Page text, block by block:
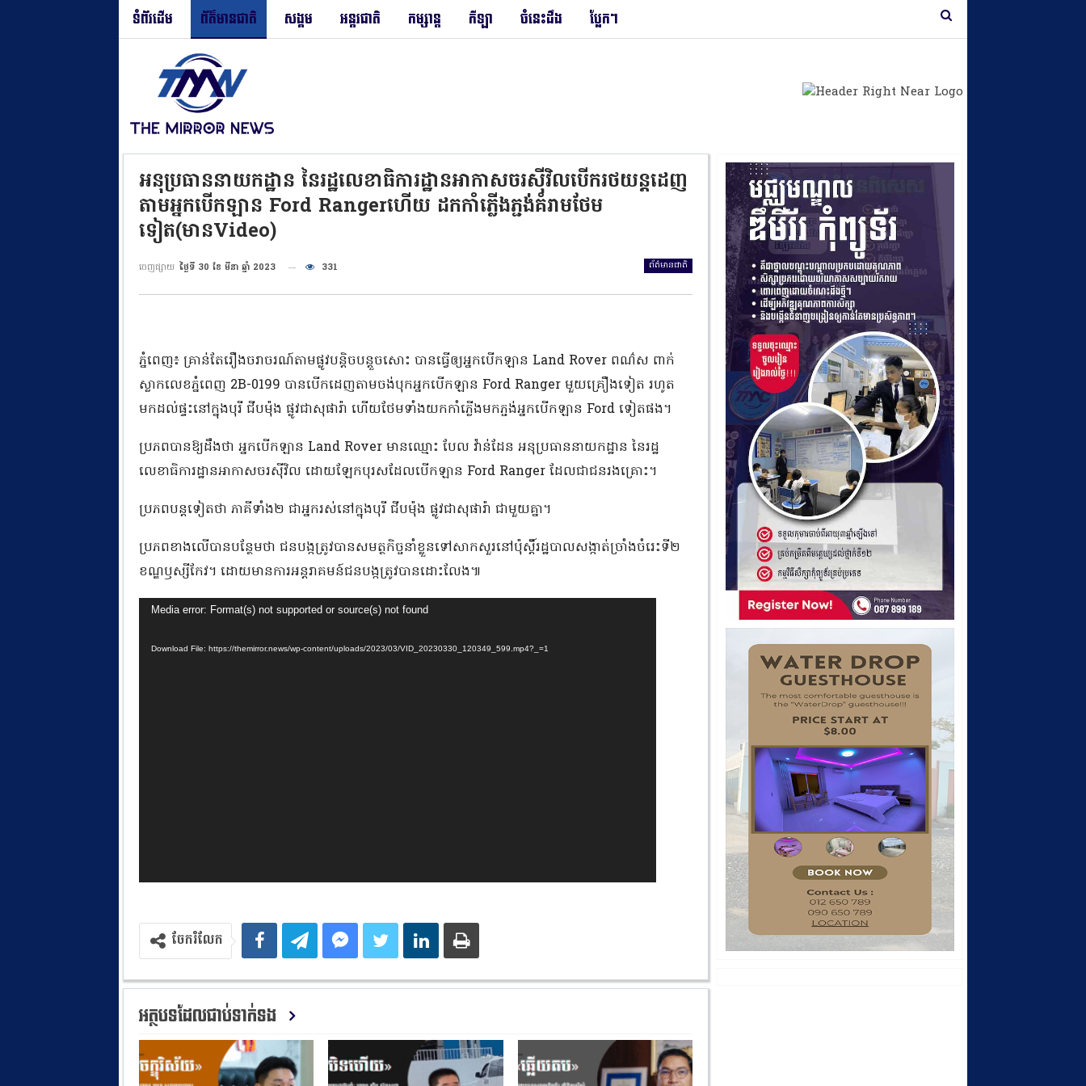
ទំព័រដើម ព័ត៌មានជាតិ សង្គម អន្តរជាតិ កម្សាន្ត កីឡា ចំនេះដឹង ប្លែកៗ
អនុប្រធាននាយកដ្ឋាន នៃរដ្ឋលេខាធិការដ្ឋាន​អាកាសចរស៊ីវិល​បើករថយន្តដេញ
តាមអ្នកបើកឡាន Ford Rangerហើយ ដកកាំភ្លើងភ្ជង់គំរាមថែម
ទៀត(មានVideo)
ព័ត៌មានជាតិ
ចេញផ្សាយ ថ្ងៃទី 30 ខែ មីនា ឆ្នាំ 2023 331
ភ្នំពេញ៖ គ្រាន់តែរឿងចរាចរណ៍តាមផ្លូវបន្តិចបន្តួចសោះ បានធ្វើឲ្យអ្នកបើកឡាន Land Rover ពណ៌ស ពាក់
ស្លាកលេខភ្នំពេញ 2B-0199 បានបើកដេញតាមចង់បុកអ្នកបើកឡាន Ford Ranger មួយគ្រឿងទៀត រហូត
មកដល់ផ្ទះនៅក្នុងបុរី ជីបម៉ុង ផ្លូវជាសុផារ៉ា ហើយថែមទាំងយកកាំភ្លើងមកភ្ជង់អ្នកបើកឡាន Ford ទៀតផង។
ប្រភពបានឱ្យដឹងថា អ្នកបើកឡាន Land Rover មានឈ្មោះ បែល វ៉ាន់ដែន អនុប្រធាននាយកដ្ឋាន នៃរដ្ឋ
លេខាធិការដ្ឋានអាកាសចរស៊ីវិល ដោយឡែកបុរសដែលបើកឡាន Ford Ranger ដែលជាជនរងគ្រោះ។
ប្រភពបន្តទៀតថា ភាគីទាំង២ ជាអ្នករស់នៅក្នុងបុរី ជីបម៉ុង ផ្លូវជាសុផារ៉ា ជាមួយគ្នា។
ប្រភពខាងលើបានបន្ថែមថា ជនបង្កត្រូវបានសមត្ថកិច្ចនាំខ្លួនទៅសាកសួរនៅប៉ុស្តិ៍រដ្ឋបាលសង្កាត់ច្រាំងចំរេះទី២
ខណ្ឌឫស្សីកែវ។ ដោយមានការអន្តរាគមន៍ជនបង្កត្រូវបានដោះលែង៕
Video
Media error: Format(s) not supported or source(s) not found
Download File: https://themirror.news/wp-content/uploads/2023/03/VID_20230330_120349_599.mp4?_=1
ចែករំលែក
អត្ថបទដែលជាប់ទាក់ទង